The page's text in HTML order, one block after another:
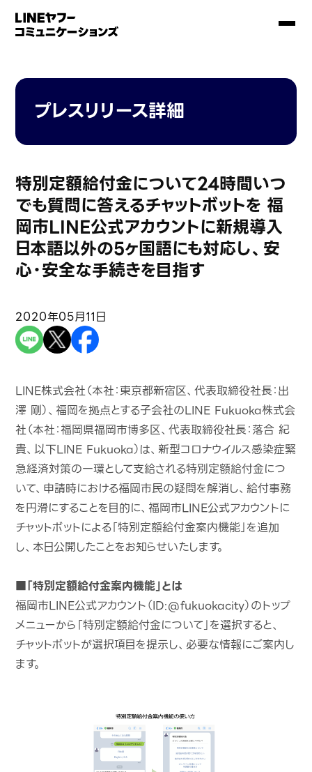
プレスリリース詳細
特別定額給付金について24時間いつ
でも質問に答えるチャットボットを 福
岡市LINE公式アカウントに新規導入
日本語以外の5ヶ国語にも対応し、安
心・安全な手続きを目指す
2020年05月11日
LINE株式会社（本社：東京都新宿区、代表取締役社長：出
澤 剛）、福岡を拠点とする子会社のLINE Fukuoka株式会
社（本社：福岡県福岡市博多区、代表取締役社長：落合 紀
貴、以下LINE Fukuoka）は、新型コロナウイルス感染症緊
急経済対策の一環として支給される特別定額給付金につ
いて、申請時における福岡市民の疑問を解消し、給付事務
を円滑にすることを目的に、福岡市LINE公式アカウントに
チャットボットによる「特別定額給付金案内機能」を追加
し、本日公開したことをお知らせいたします。
■「特別定額給付金案内機能」とは
福岡市LINE公式アカウント（ID:@fukuokacity）のトップ
メニューから「特別定額給付金について」を選択すると、
チャットボットが選択項目を提示し、必要な情報にご案内し
ます。